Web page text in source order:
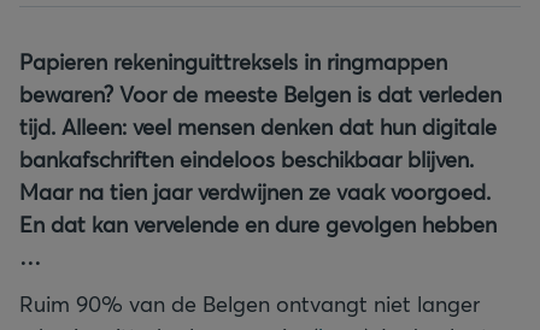
Papieren rekeninguittreksels in ringmappen
bewaren? Voor de meeste Belgen is dat verleden
tijd. Alleen: veel mensen denken dat hun digitale
bankafschriften eindeloos beschikbaar blijven.
Maar na tien jaar verdwijnen ze vaak voorgoed.
En dat kan vervelende en dure gevolgen hebben
…
Ruim 90% van de Belgen ontvangt niet langer